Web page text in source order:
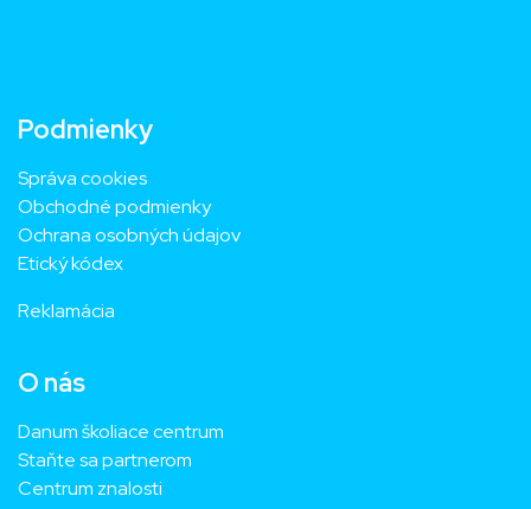
Podmienky
Správa cookies
Obchodné podmienky
Ochrana osobných údajov
Etický kódex
Reklamácia
O nás
Danum školiace centrum
Staňte sa partnerom
Centrum znalosti